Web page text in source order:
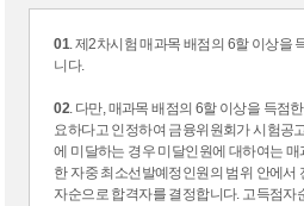
01. 제2차시험 매과목 배점의 6할 이상을
니다.
02. 다만, 매과목 배점의 6할 이상을 득점
요하다고 인정하여 금융위원회가 시험공
에 미달하는 경우 미달인원에 대하여는
한 자중 최소선발예정인원의 범위 안에서
자순으로 합격자를 결정합니다. 고득점자